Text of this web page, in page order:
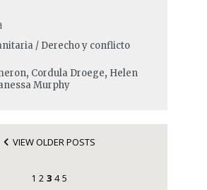
/ Derecho y conflicto
, Cordula Droege, Helen
Murphy
VIEW OLDER POSTS
1 2 3 4 5